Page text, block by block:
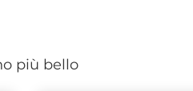
più bello